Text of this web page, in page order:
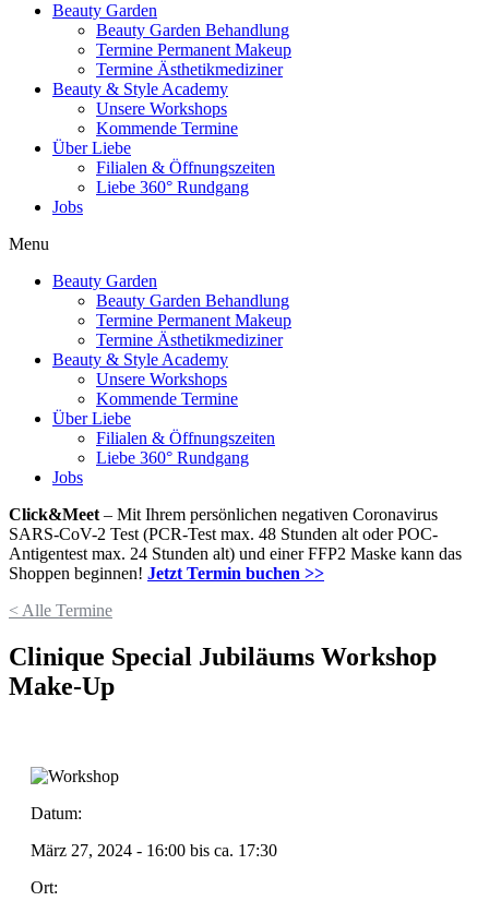
Beauty Garden
Beauty Garden Behandlung
Termine Permanent Makeup
Termine Ästhetikmediziner
Beauty & Style Academy
Unsere Workshops
Kommende Termine
Über Liebe
Filialen & Öffnungszeiten
Liebe 360° Rundgang
Jobs
Menu
Beauty Garden
Beauty Garden Behandlung
Termine Permanent Makeup
Termine Ästhetikmediziner
Beauty & Style Academy
Unsere Workshops
Kommende Termine
Über Liebe
Filialen & Öffnungszeiten
Liebe 360° Rundgang
Jobs
Click&Meet – Mit Ihrem persönlichen negativen Coronavirus
SARS-CoV-2 Test (PCR-Test max. 48 Stunden alt oder POC-
Antigentest max. 24 Stunden alt) und einer FFP2 Maske kann das
Shoppen beginnen! Jetzt Termin buchen >>
< Alle Termine
Clinique Special Jubiläums Workshop
Make-Up
Datum:
März 27, 2024 - 16:00 bis ca. 17:30
Ort: